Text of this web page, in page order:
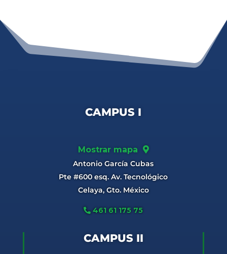
CAMPUS I
Mostrar mapa
Antonio García Cubas
Pte #600 esq. Av. Tecnológico
Celaya, Gto. México
461 61 175 75
CAMPUS II